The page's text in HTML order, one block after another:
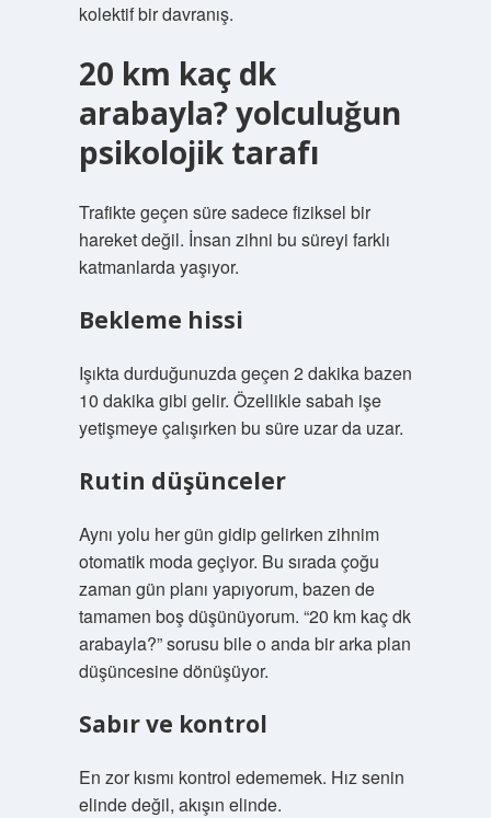
kolektif bir davranış.
20 km kaç dk
arabayla? yolculuğun
psikolojik tarafı
Trafikte geçen süre sadece fiziksel bir
hareket değil. İnsan zihni bu süreyi farklı
katmanlarda yaşıyor.
Bekleme hissi
Işıkta durduğunuzda geçen 2 dakika bazen
10 dakika gibi gelir. Özellikle sabah işe
yetişmeye çalışırken bu süre uzar da uzar.
Rutin düşünceler
Aynı yolu her gün gidip gelirken zihnim
otomatik moda geçiyor. Bu sırada çoğu
zaman gün planı yapıyorum, bazen de
tamamen boş düşünüyorum. “20 km kaç dk
arabayla?” sorusu bile o anda bir arka plan
düşüncesine dönüşüyor.
Sabır ve kontrol
En zor kısmı kontrol edememek. Hız senin
elinde değil, akışın elinde.